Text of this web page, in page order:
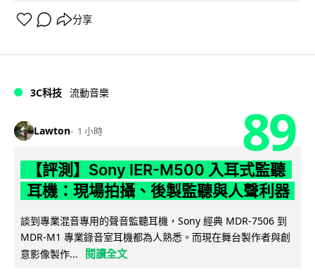
分享
3C科技 流動音樂
Lawton 1 小時 89
【評測】Sony IER-M500 入耳式監聽
耳機：現場拍攝、後製監聽與人聲利器
談到專業混音專用的聲音監聽耳機，Sony 經典 MDR-7506 到
MDR-M1 專業錄音室耳機都為人熟悉。而現在舞台製作者與創
意影像製作...
閱讀全文